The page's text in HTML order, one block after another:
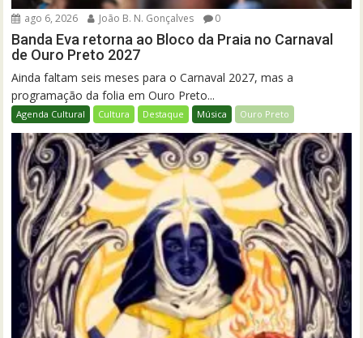
ago 6, 2026 João B. N. Gonçalves 0
Banda Eva retorna ao Bloco da Praia no Carnaval
de Ouro Preto 2027
Ainda faltam seis meses para o Carnaval 2027, mas a
programação da folia em Ouro Preto...
Agenda Cultural Cultura Destaque Música Ouro Preto